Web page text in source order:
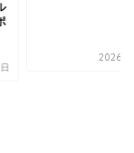
2026年7